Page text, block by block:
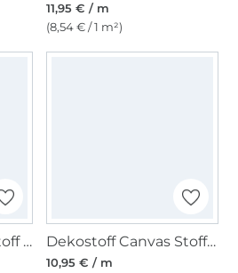
11,95 € / m
(8,54 € / 1 m²)
Markisen Outdoorstoff anthrazit meliert, 160 cm Dekostoff Canvas Stoff uni rot
10,95 € / m